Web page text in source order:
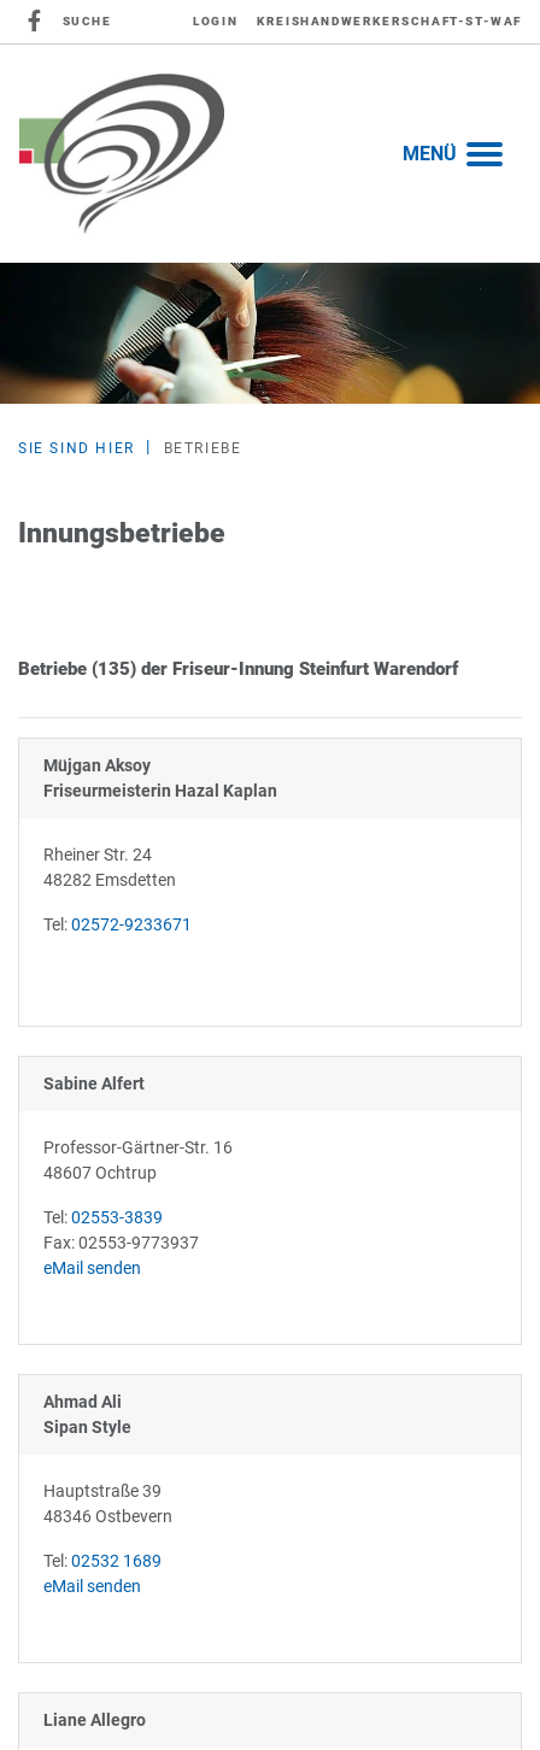
SUCHE LOGIN KREISHANDWERKERSCHAFT-ST-WAF
MENÜ
SIE SIND HIER BETRIEBE
Innungsbetriebe
Betriebe (135) der Friseur-Innung Steinfurt Warendorf
Müjgan Aksoy
Friseurmeisterin Hazal Kaplan
Rheiner Str. 24
48282 Emsdetten
Tel:02572-9233671
Sabine Alfert
Professor-Gärtner-Str. 16
48607 Ochtrup
Tel:02553-3839
Fax: 02553-9773937
eMail senden
Ahmad Ali
Sipan Style
Hauptstraße 39
48346 Ostbevern
Tel:02532 1689
eMail senden
Liane Allegro